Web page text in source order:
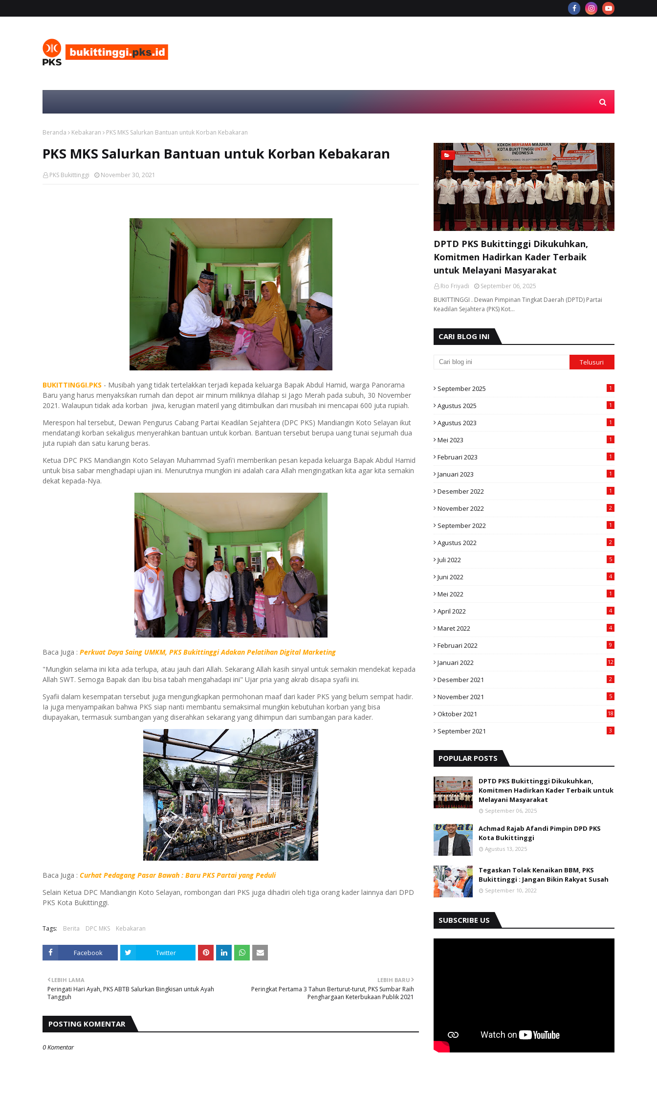
Beranda Kebakaran PKS MKS Salurkan Bantuan untuk Korban Kebakaran
PKS MKS Salurkan Bantuan untuk Korban Kebakaran
PKS Bukittinggi November 30, 2021
BUKITTINGGI.PKS - Musibah yang tidak tertelakkan terjadi kepada keluarga Bapak Abdul Hamid, warga Panorama
Baru yang harus menyaksikan rumah dan depot air minum miliknya dilahap si Jago Merah pada subuh, 30 November
2021. Walaupun tidak ada korban jiwa, kerugian materil yang ditimbulkan dari musibah ini mencapai 600 juta rupiah.
Merespon hal tersebut, Dewan Pengurus Cabang Partai Keadilan Sejahtera (DPC PKS) Mandiangin Koto Selayan ikut
mendatangi korban sekaligus menyerahkan bantuan untuk korban. Bantuan tersebut berupa uang tunai sejumah dua
juta rupiah dan satu karung beras.
Ketua DPC PKS Mandiangin Koto Selayan Muhammad Syafi'i memberikan pesan kepada keluarga Bapak Abdul Hamid
untuk bisa sabar menghadapi ujian ini. Menurutnya mungkin ini adalah cara Allah mengingatkan kita agar kita semakin
dekat kepada-Nya.
Baca Juga : Perkuat Daya Saing UMKM, PKS Bukittinggi Adakan Pelatihan Digital Marketing
"Mungkin selama ini kita ada terlupa, atau jauh dari Allah. Sekarang Allah kasih sinyal untuk semakin mendekat kepada
Allah SWT. Semoga Bapak dan Ibu bisa tabah mengahadapi ini" Ujar pria yang akrab disapa syafii ini.
Syafii dalam kesempatan tersebut juga mengungkapkan permohonan maaf dari kader PKS yang belum sempat hadir.
Ia juga menyampaikan bahwa PKS siap nanti membantu semaksimal mungkin kebutuhan korban yang bisa
diupayakan, termasuk sumbangan yang diserahkan sekarang yang dihimpun dari sumbangan para kader.
Baca Juga : Curhat Pedagang Pasar Bawah : Baru PKS Partai yang Peduli
Selain Ketua DPC Mandiangin Koto Selayan, rombongan dari PKS juga dihadiri oleh tiga orang kader lainnya dari DPD
PKS Kota Bukittinggi.
Tags: Berita DPC MKS Kebakaran
Facebook Twitter
LEBIH BARU
Peringkat Pertama 3 Tahun Berturut-turut, PKS Sumbar Raih
Penghargaan Keterbukaan Publik 2021
LEBIH LAMA
Peringati Hari Ayah, PKS ABTB Salurkan Bingkisan untuk Ayah
Tangguh
POSTING KOMENTAR
0 Komentar
DPTD PKS Bukittinggi Dikukuhkan,
Komitmen Hadirkan Kader Terbaik
untuk Melayani Masyarakat
Rio Friyadi
September 06, 2025
BUKITTINGGI . Dewan Pimpinan Tingkat Daerah (DPTD) Partai
Keadilan Sejahtera (PKS) Kot…
CARI BLOG INI
September 2025 1
Agustus 2025 1
Agustus 2023 1
Mei 2023 1
Februari 2023 1
Januari 2023 1
Desember 2022 1
November 2022 2
September 2022 1
Agustus 2022 2
Juli 2022 5
Juni 2022 4
Mei 2022 1
April 2022 4
Maret 2022 4
Februari 2022 9
Januari 2022 12
Desember 2021 2
November 2021 5
Oktober 2021 18
September 2021 3
POPULAR POSTS
DPTD PKS Bukittinggi Dikukuhkan,
Komitmen Hadirkan Kader Terbaik untuk
Melayani Masyarakat
September 06, 2025
Achmad Rajab Afandi Pimpin DPD PKS
Kota Bukittinggi
Agustus 13, 2025
Tegaskan Tolak Kenaikan BBM, PKS
Bukittinggi : Jangan Bikin Rakyat Susah
September 10, 2022
SUBSCRIBE US